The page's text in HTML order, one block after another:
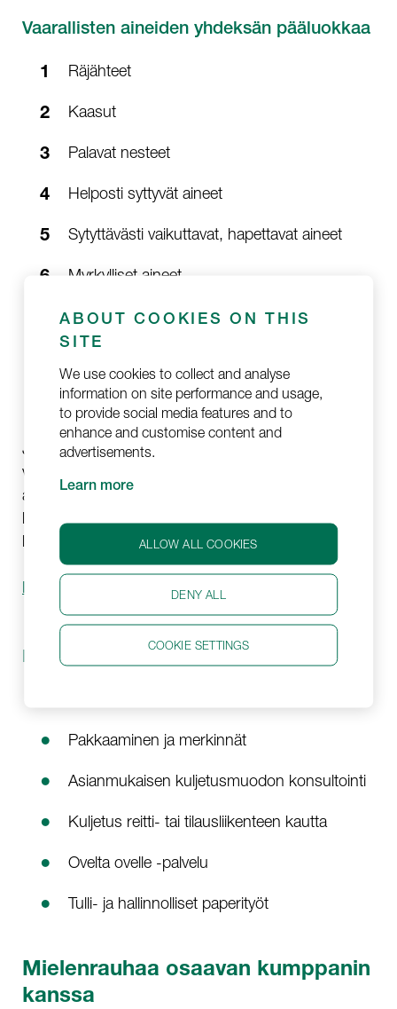
Vaarallisten aineiden yhdeksän pääluokkaa
Räjähteet
Kaasut
Palavat nesteet
Helposti syttyvät aineet
Sytyttävästi vaikuttavat, hapettavat aineet
Myrkylliset aineet
Radioaktiiviset aineet
Muut vaaralliset aineet ja esineet
Jetlogisticsin henkilökunnalla on pitkä kokemus
vaarallisten aineiden kuljetuksesta ja pakkaamisesta
aina luokan 1 räjähteistä kulutustavaroiden
litiumparistoihin. Olemme kuljettaneet DGR-rahtia
lentäen, meritse ja maanteitse.
Pyydä tarjous rahdillesi >>
Palvelumme:
Pakkaaminen ja merkinnät
Asianmukaisen kuljetusmuodon konsultointi
Kuljetus reitti- tai tilausliikenteen kautta
Ovelta ovelle -palvelu
Tulli- ja hallinnolliset paperityöt
Mielenrauhaa osaavan kumppanin
kanssa
ABOUT COOKIES ON THIS
SITE
We use cookies to collect and analyse
information on site performance and usage,
to provide social media features and to
enhance and customise content and
advertisements.
Learn more
ALLOW ALL COOKIES
DENY ALL
COOKIE SETTINGS